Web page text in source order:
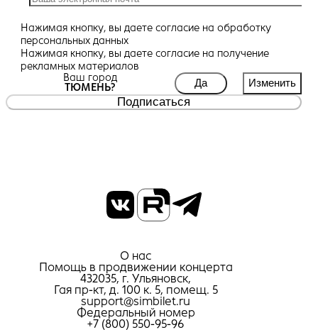
Нажимая кнопку, вы даете согласие на обработку
персональных данных
Нажимая кнопку, вы даете согласие на получение
рекламных материалов
Ваш город
ТЮМЕНЬ?
Да Изменить
Подписаться
О нас
Помощь в продвижении концерта
432035, г. Ульяновск,
Гая пр-кт, д. 100 к. 5, помещ. 5
support@simbilet.ru
Федеральный номер
+7 (800) 550-95-96